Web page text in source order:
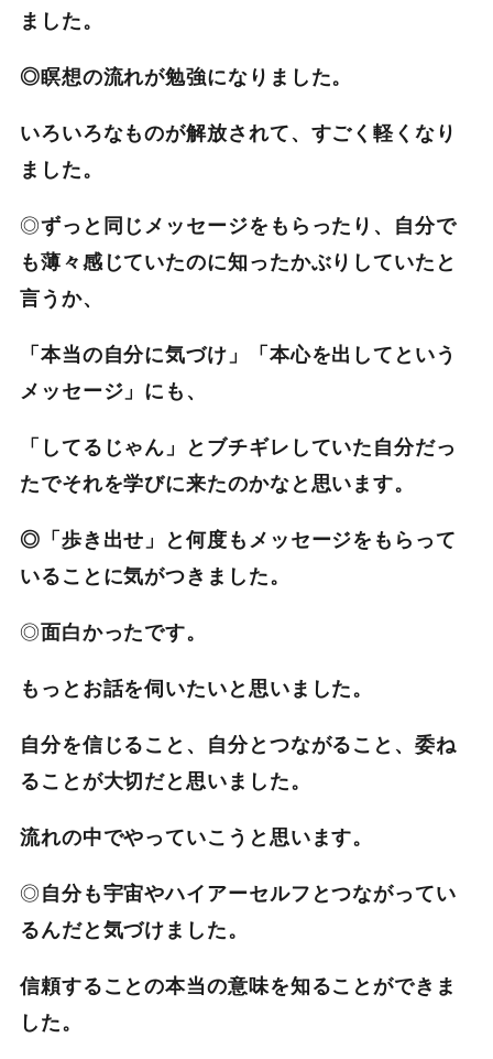
ました。
◎瞑想の流れが勉強になりました。
いろいろなものが解放されて、すごく軽くなり
ました。
◎ずっと同じメッセージをもらったり、自分で
も薄々感じていたのに知ったかぶりしていたと
言うか、
「本当の自分に気づけ」「本心を出してという
メッセージ」にも、
「してるじゃん」とブチギレしていた自分だっ
たでそれを学びに来たのかなと思います。
◎「歩き出せ」と何度もメッセージをもらって
いることに気がつきました。
◎面白かったです。
もっとお話を伺いたいと思いました。
自分を信じること、自分とつながること、委ね
ることが大切だと思いました。
流れの中でやっていこうと思います。
◎自分も宇宙やハイアーセルフとつながってい
るんだと気づけました。
信頼することの本当の意味を知ることができま
した。